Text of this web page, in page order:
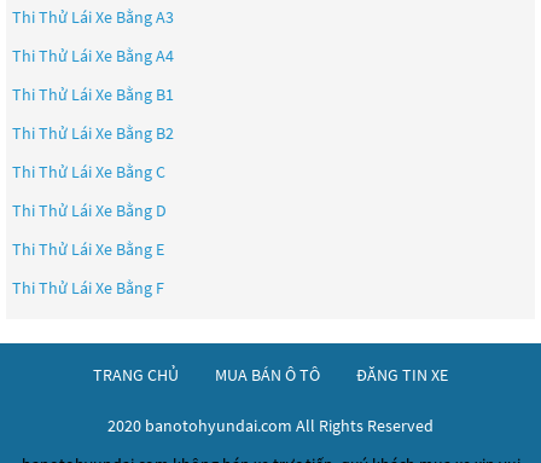
Thi Thử Lái Xe Bằng A3
Thi Thử Lái Xe Bằng A4
Thi Thử Lái Xe Bằng B1
Thi Thử Lái Xe Bằng B2
Thi Thử Lái Xe Bằng C
Thi Thử Lái Xe Bằng D
Thi Thử Lái Xe Bằng E
Thi Thử Lái Xe Bằng F
TRANG CHỦ MUA BÁN Ô TÔ ĐĂNG TIN XE
2020 banotohyundai.com All Rights Reserved